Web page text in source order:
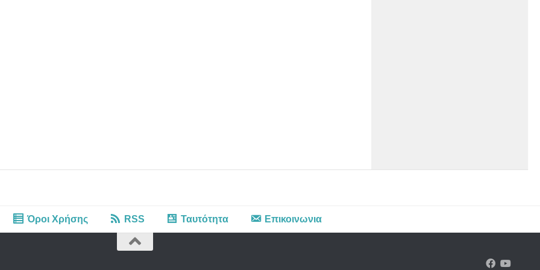
Όροι Χρήσης RSS Ταυτότητα Επικοινωνια